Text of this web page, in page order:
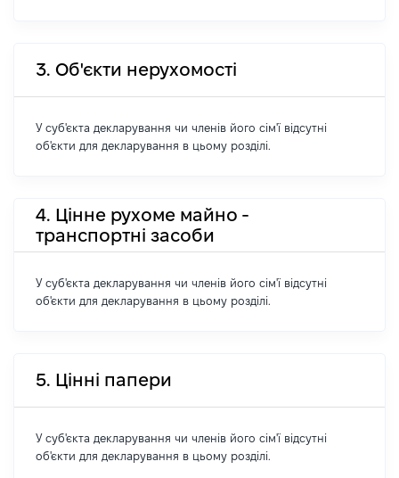
3. Об'єкти нерухомості
У суб'єкта декларування чи членів його сім'ї відсутні
об'єкти для декларування в цьому розділі.
4. Цінне рухоме майно -
транспортні засоби
У суб'єкта декларування чи членів його сім'ї відсутні
об'єкти для декларування в цьому розділі.
5. Цінні папери
У суб'єкта декларування чи членів його сім'ї відсутні
об'єкти для декларування в цьому розділі.